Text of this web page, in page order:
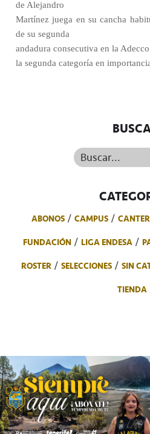
de Alejandro
Martínez juega en su cancha
de su segunda
andadura consecutiva en la
la segunda categoría en
Buscar...
ABONOS CAMPUS
FUNDACIÓN
LIGA ENDESA
ROSTER
SELECCIONES SIN
TIENDA